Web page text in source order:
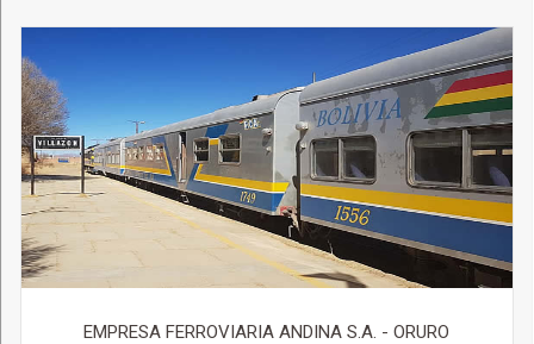
EMPRESA FERROVIARIA ANDINA S.A. - ORURO